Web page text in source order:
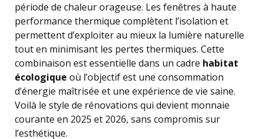
période de chaleur orageuse. Les fenêtres à haute
performance thermique complètent l’isolation et
permettent d’exploiter au mieux la lumière naturelle
tout en minimisant les pertes thermiques. Cette
combinaison est essentielle dans un cadre habitat
écologique où l’objectif est une consommation
d’énergie maîtrisée et une expérience de vie saine.
Voilà le style de rénovations qui devient monnaie
courante en 2025 et 2026, sans compromis sur
l’esthétique.